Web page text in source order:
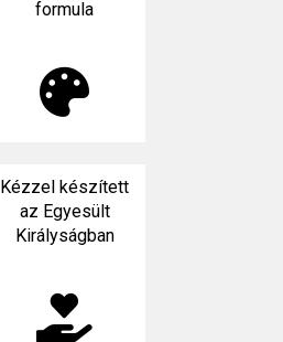
formula

Kézzel készített
az Egyesült
Királyságban